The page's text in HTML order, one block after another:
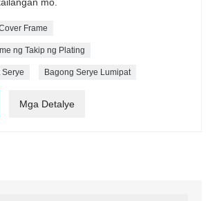
Frame
ng Takip ng Plating
Serye Bagong Serye Lumipat
Mga Detalye